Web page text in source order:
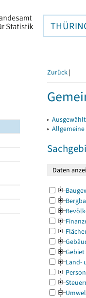
Zurück |
▸
▸
Gebiet
Land-